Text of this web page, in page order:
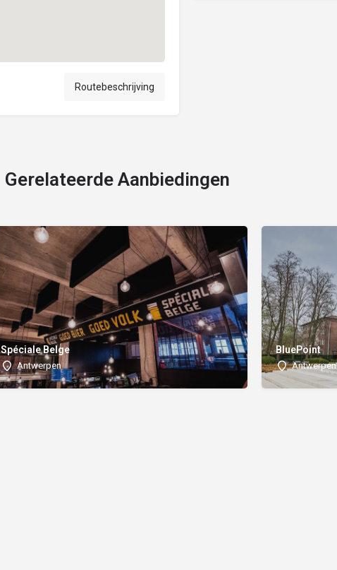
Routebeschrijving
Gerelateerde Aanbiedingen
Spéciale Belge
Antwerpen
BluePoint
Antwerpen